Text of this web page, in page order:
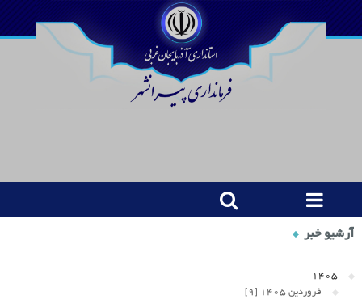
Shop
Category
Widget
آرشیو خبر
1405
فروردین 1405 [9]